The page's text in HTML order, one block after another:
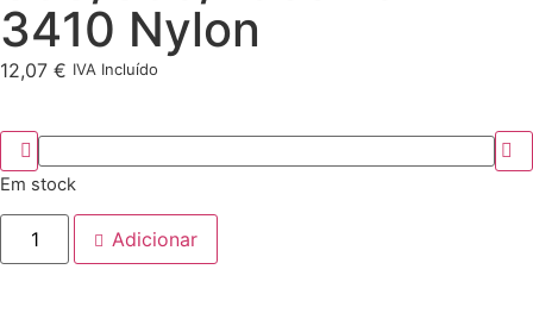
3410 Nylon
12,07 € IVA Incluído
Em stock
Adicionar